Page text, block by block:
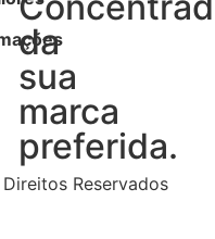
da
sua
marca
preferida.
Reservados